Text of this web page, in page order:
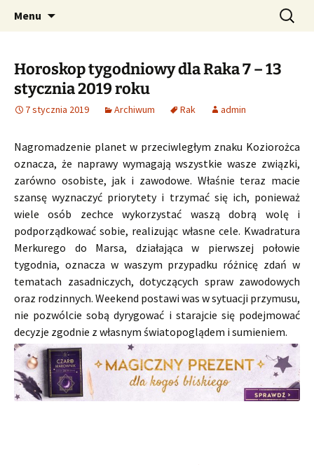
CzaroMarowy horoskop
dzienny, miesięczny i
tygodniowy
Profesjonalne przepowiednie astrologiczne
Menu Szukaj:
Horoskop tygodniowy dla Raka 7 – 13
stycznia 2019 roku
7 stycznia 2019 Archiwum Rak admin
Nagromadzenie planet w przeciwległym znaku Koziorożca
oznacza, że naprawy wymagają wszystkie wasze związki,
zarówno osobiste, jak i zawodowe. Właśnie teraz macie
szansę wyznaczyć priorytety i trzymać się ich, ponieważ
wiele osób zechce wykorzystać waszą dobrą wolę i
podporządkować sobie, realizując własne cele. Kwadratura
Merkurego do Marsa, działająca w pierwszej połowie
tygodnia, oznacza w waszym przypadku różnicę zdań w
tematach zasadniczych, dotyczących spraw zawodowych
oraz rodzinnych. Weekend postawi was w sytuacji przymusu,
nie pozwólcie sobą dyrygować i starajcie się podejmować
decyzje zgodnie z własnym światopoglądem i sumieniem.